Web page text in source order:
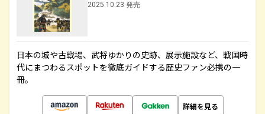
2025.10.23 発売
日本の城や古戦場、武将ゆかりの史跡、展示施設など、戦国時
代にまつわるスポットを徹底ガイドする歴史ファン必携の一
冊。
詳細を見る